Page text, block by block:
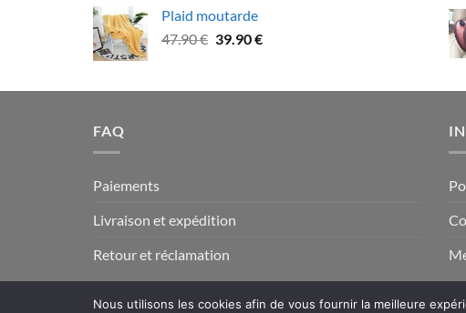
était :
89.90 €.78.90 €.
Plaid moutarde
47.90€ Le
était :
39.90€Le
est :
FAQ
Paiements
Livraison et expédition
Retour et réclamation
Nous utilisons les cookies afin de vous fournir la meilleure